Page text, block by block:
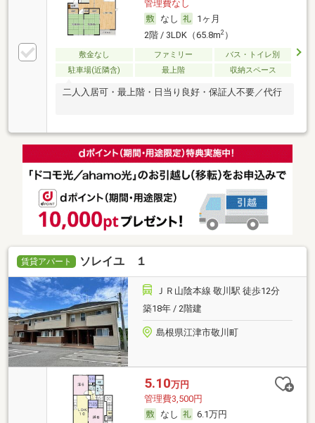
管理費なし
なし
1ヶ月
2階 / 3LDK（65.8m2）
敷金なし ファミリー
バス・トイレ別
駐車場(近隣含)
最上階 収納スペース
二人入居可・最上階・日当り良好・保証人不要／代行
賃貸アパート ソレイユ １
ＪＲ山陰本線 敬川駅 徒歩12分
築18年 / 2階建
島根県江津市敬川町
5.10万円
管理費3,500円
なし
6.1万円